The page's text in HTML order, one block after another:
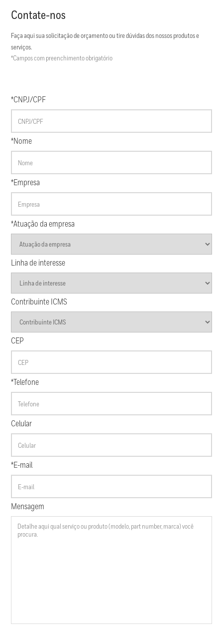
Contate-nos
Faça aqui sua solicitação de orçamento ou tire dúvidas dos nossos produtos e
serviços.
*Campos com preenchimento obrigatório
*CNPJ/CPF
*Nome
*Empresa
*Atuação da empresa
Linha de interesse
Contribuinte ICMS
CEP
*Telefone
Celular
*E-mail
Mensagem